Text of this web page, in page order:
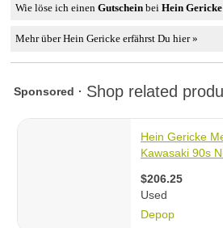
Wie löse ich einenGutschein beiHein Gericke
Mehr über Hein Gericke erfährst Du hier »